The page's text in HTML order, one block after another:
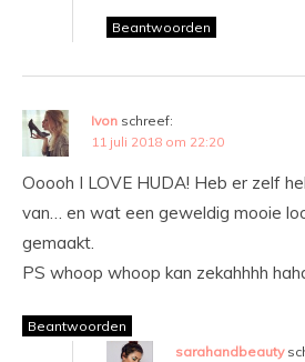
Beantwoorden
Ivon schreef:
11 juli 2018 om 22:20
Ooooh I LOVE HUDA! Heb er zelf
van… en wat een geweldig mooie
gemaakt.
PS whoop whoop kan zekahhhh
Beantwoorden
sarahandbeauty